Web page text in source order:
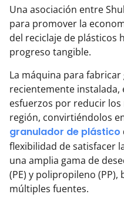
Una asociación entre
para promover la
del reciclaje de plásticos
progreso tangible.
La máquina para fabricar
recientemente
esfuerzos por reducir
región, convirtiéndolos
granulador de plástico
flexibilidad de satisfacer
una amplia gama de
(PE) y polipropileno
múltiples fuentes.